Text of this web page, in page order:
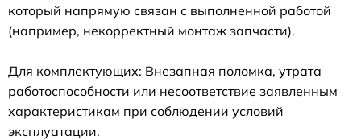
который напрямую связан с выполненной работой
(например, некорректный монтаж запчасти).
Для комплектующих: Внезапная поломка, утрата
работоспособности или несоответствие заявленным
характеристикам при соблюдении условий
эксплуатации.